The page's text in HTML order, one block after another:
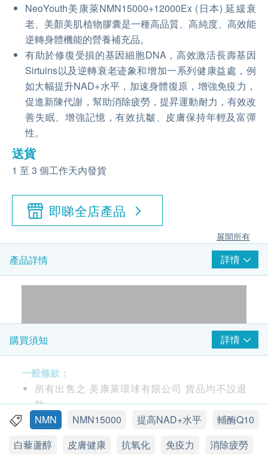
NeoYouth美康萊NMN15000+12000Ex (日本) 延緩衰
老、美顏美肌植物膠囊是一種高品質、高純度、高效能
逆轉身體機能的營養補充品。
有助於修復受損的基因細胞DNA，高效激活長壽基因
Sirtuins以及逆轉衰老迹象和增加一系列健康益處，例
如大幅提升NAD+水平，加速身體復原，增強免疫力，
促進新陳代謝，幫助消除疲勞，提昇運動耐力，有效改
善失眠、增強記憶，有效抗皺、皮膚保持年輕及富彈
性。
送貨
1 至 3 個工作天內發貨
即睇全店產品
展開所有
產品詳情 詳情
購買須知 詳情
一般條款：
所有出售之 美康萊環球有限公司 貨品均不設退
款。
此產品由 美康萊環球有限公司 提供。
health.ESDlife保留最終決議權。
NMN NMN15000 提高NAD+水平
輔酶Q10
白藜蘆醇
皮膚健康 抗氧化 免疫力
消除疲勞